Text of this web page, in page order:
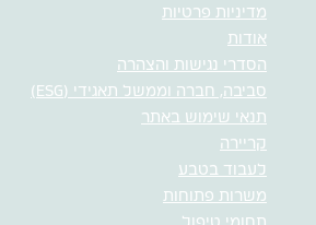
מדיניות פרטיות
אודות
הסדרי נגישות והצהרה
סביבה, חברה וממשל תאגידי (ESG)
תנאי שימוש באתר
קריירה
לעבוד בטבע
משרות פתוחות